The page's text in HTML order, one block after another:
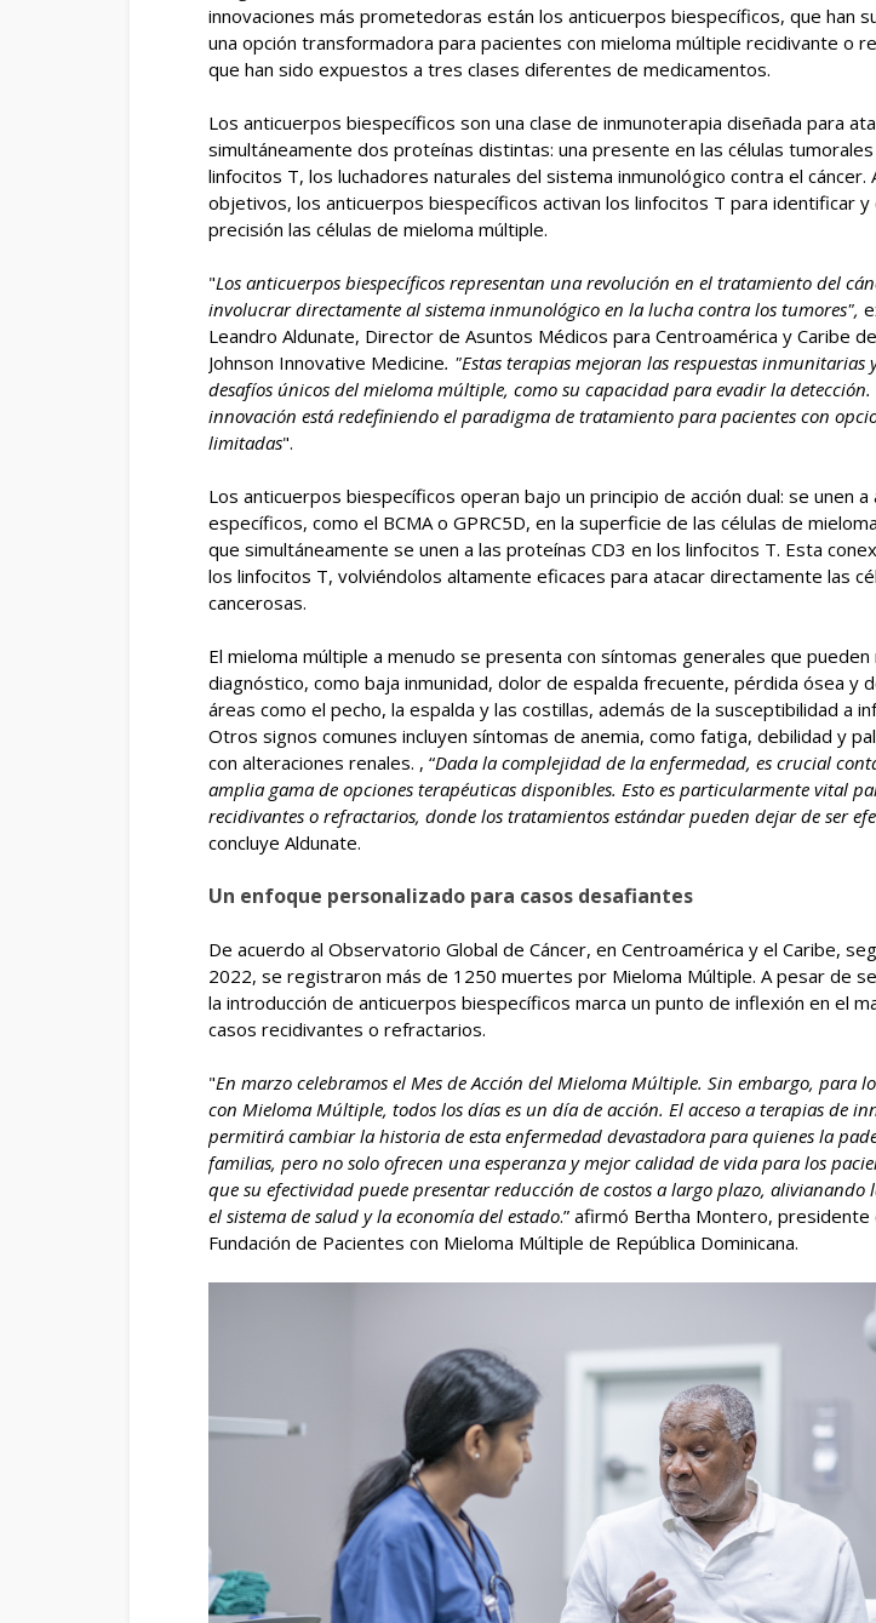
innovaciones más prometedoras están los anticuerpos biespecíficos, que han
una opción transformadora para pacientes con mieloma múltiple recidivante o
que han sido expuestos a tres clases diferentes de medicamentos.
Los anticuerpos biespecíficos son una clase de inmunoterapia diseñada para
simultáneamente dos proteínas distintas: una presente en las células
linfocitos T, los luchadores naturales del sistema inmunológico contra el cáncer.
objetivos, los anticuerpos biespecíficos activan los linfocitos T para identificar
precisión las células de mieloma múltiple.
"Los anticuerpos biespecíficos representan una revolución en el tratamiento del
involucrar directamente al sistema inmunológico en la lucha contra los tumores",
Leandro Aldunate, Director de Asuntos Médicos para Centroamérica y Caribe
Johnson Innovative Medicine. "Estas terapias mejoran las respuestas inmunitarias
desafíos únicos del mieloma múltiple, como su capacidad para evadir la detección.
innovación está redefiniendo el paradigma de tratamiento para pacientes con
limitadas".
Los anticuerpos biespecíficos operan bajo un principio de acción dual: se unen a
específicos, como el BCMA o GPRC5D, en la superficie de las células de
que simultáneamente se unen a las proteínas CD3 en los linfocitos T. Esta
los linfocitos T, volviéndolos altamente eficaces para atacar directamente las
cancerosas.
El mieloma múltiple a menudo se presenta con síntomas generales que
diagnóstico, como baja inmunidad, dolor de espalda frecuente, pérdida ósea y
áreas como el pecho, la espalda y las costillas, además de la susceptibilidad a
Otros signos comunes incluyen síntomas de anemia, como fatiga, debilidad y
con alteraciones renales. , “Dada la complejidad de la enfermedad, es crucial
amplia gama de opciones terapéuticas disponibles. Esto es particularmente vital
recidivantes o refractarios, donde los tratamientos estándar pueden dejar de ser
concluye Aldunate.
Un enfoque personalizado para casos desafiantes
De acuerdo al Observatorio Global de Cáncer, en Centroamérica y el Caribe,
2022, se registraron más de 1250 muertes por Mieloma Múltiple. A pesar de
la introducción de anticuerpos biespecíficos marca un punto de inflexión en el
casos recidivantes o refractarios.
"En marzo celebramos el Mes de Acción del Mieloma Múltiple. Sin embargo, para
con Mieloma Múltiple, todos los días es un día de acción. El acceso a terapias de
permitirá cambiar la historia de esta enfermedad devastadora para quienes la
familias, pero no solo ofrecen una esperanza y mejor calidad de vida para los
que su efectividad puede presentar reducción de costos a largo plazo, alivianando
el sistema de salud y la economía del estado.” afirmó Bertha Montero, presidente
Fundación de Pacientes con Mieloma Múltiple de República Dominicana.